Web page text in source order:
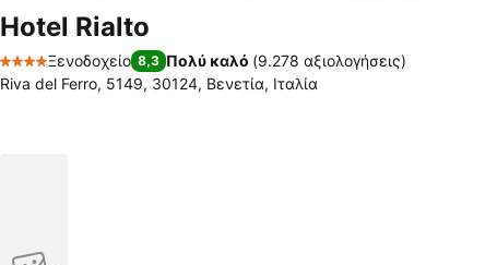
Hotel Rialto
4 Αστέρια
Ξενοδοχείο 8,3 Πολύ καλό (9.278 αξιολογήσεις)
Riva del Ferro, 5149, 30124, Βενετία, Ιταλία